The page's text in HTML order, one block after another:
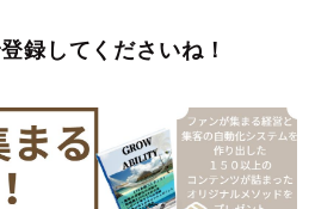
録してくださいね！